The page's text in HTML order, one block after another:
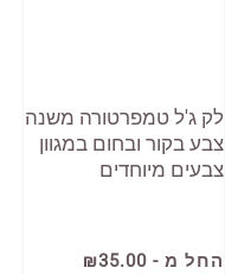
לק ג'ל טמפרטורה משנה
צבע בקור ובחום במגוון
צבעים מיוחדים
החל מ - ₪35.00